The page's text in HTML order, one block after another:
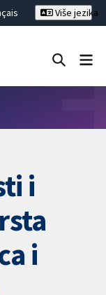
Više jezika
i
i